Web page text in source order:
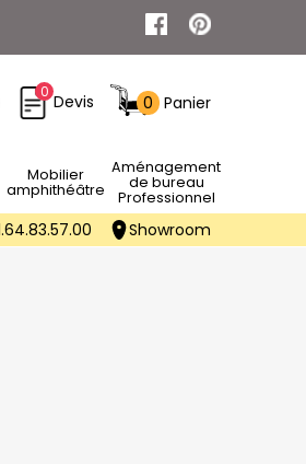
0 Devis 0 Panier
Mobilier
amphithéâtre
Aménagement
de bureau
Professionnel
Showroom